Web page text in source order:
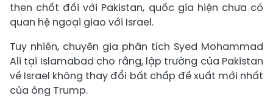
then chốt đối với Pakistan, quốc gia hiện chưa có
quan hệ ngoại giao với Israel.
Tuy nhiên, chuyên gia phân tích Syed Mohammad
Ali tại Islamabad cho rằng, lập trường của Pakistan
về Israel không thay đổi bất chấp đề xuất mới nhất
của ông Trump.